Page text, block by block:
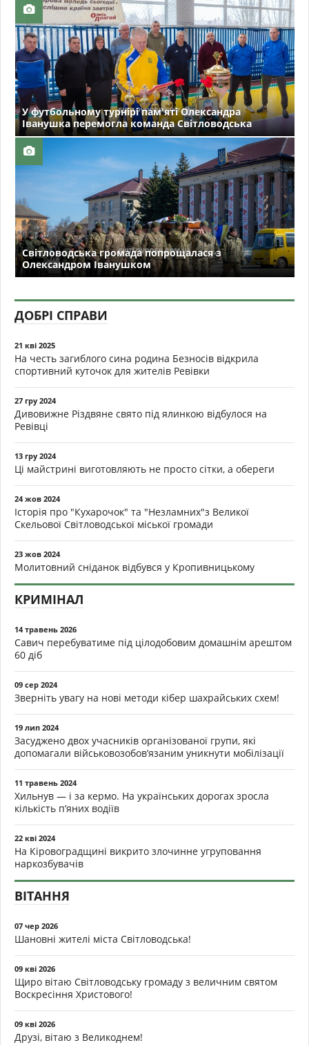
У футбольному турнірі пам'яті Олександра
Іванушка перемогла команда Світловодська
Світловодська громада попрощалася з
Олександром Іванушком
ДОБРІ СПРАВИ
21 кві 2025
На честь загиблого сина родина Безносів відкрила
спортивний куточок для жителів Ревівки
27 гру 2024
Дивовижне Різдвяне свято під ялинкою відбулося на
Ревівці
13 гру 2024
Ці майстрині виготовляють не просто сітки, а обереги
24 жов 2024
Історія про "Кухарочок" та "Незламних"з Великої
Скельової Світловодської міської громади
23 жов 2024
Молитовний сніданок відбувся у Кропивницькому
КРИМІНАЛ
14 травень 2026
Савич перебуватиме під цілодобовим домашнім арештом
60 діб
09 сер 2024
Зверніть увагу на нові методи кібер шахрайських схем!
19 лип 2024
Засуджено двох учасників організованої групи, які
допомагали військовозобов’язаним уникнути мобілізації
11 травень 2024
Хильнув — і за кермо. На українських дорогах зросла
кількість п’яних водіїв
22 кві 2024
На Кіровоградщині викрито злочинне угруповання
наркозбувачів
ВІТАННЯ
07 чер 2026
Шановні жителі міста Світловодська!
09 кві 2026
Щиро вітаю Світловодську громаду з величним святом
Воскресіння Христового!
09 кві 2026
Друзі, вітаю з Великоднем!